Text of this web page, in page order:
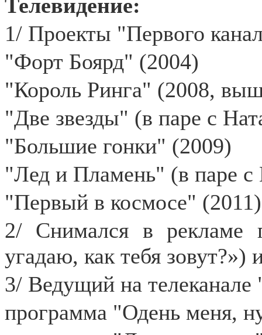
Телевидение:
1/ Проекты "Первого
"Форт Боярд" (2004)
"Король Ринга" (2008,
"Две звезды" (в паре с
"Большие гонки" (2009)
"Лед и Пламень" (в паре с
"Первый в космосе" (2011)
2/ Снимался в рекламе
угадаю, как тебя зовут?»)
3/ Ведущий на телеканале
программа "Одень меня,